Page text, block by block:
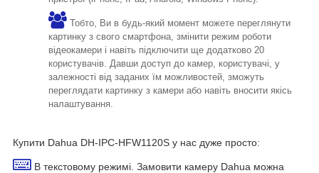
Тобто, Ви в будь-який момент можете переглянути
картинку з свого смартфона, змінити режим роботи
відеокамери і навіть підключити ще додатково 20
користувачів. Давши доступ до камер, користувачі, у
залежності від заданих їм можливостей, зможуть
переглядати картинку з камери або навіть вносити якісь
налаштування.
Купити Dahua DH-IPC-HFW1120S у нас дуже просто:
В текстовому режимі. Замовити камеру Dahua можна